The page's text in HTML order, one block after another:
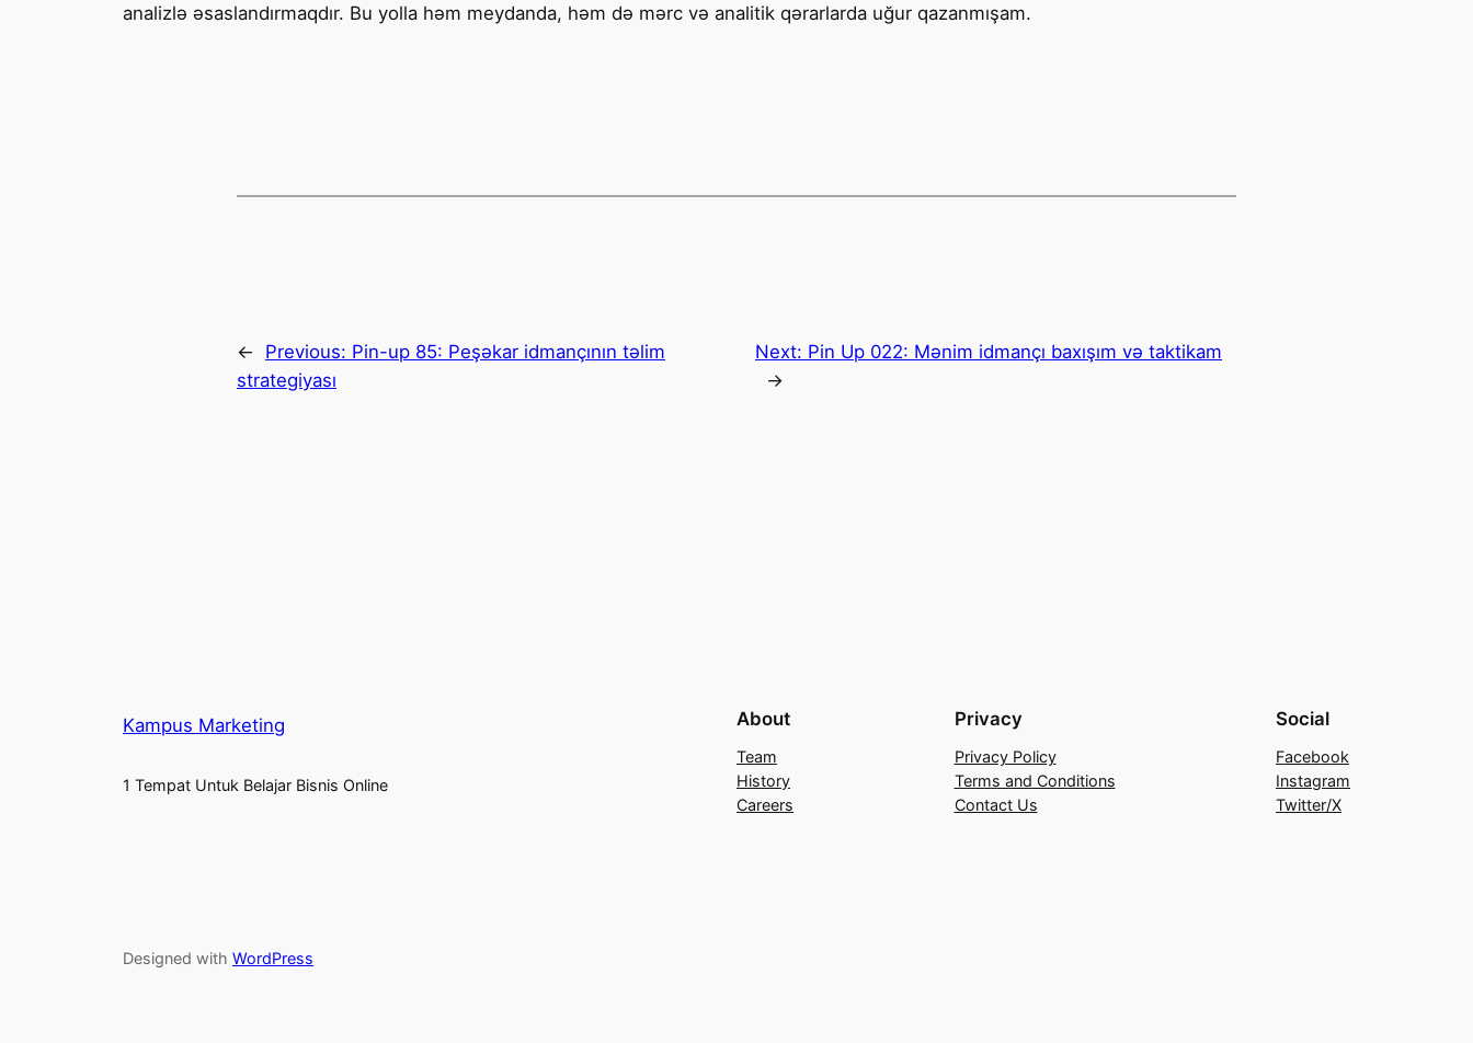
analizlə əsaslandırmaqdır. Bu yolla həm meydanda, həm də mərc və analitik qərarlarda uğur qazanmışam.
← Previous: Pin-up 85: Peşəkar idmançının təlim
strategiyası
Next: Pin Up 022: Mənim idmançı baxışım və taktikam
→
Kampus Marketing
1 Tempat Untuk Belajar Bisnis Online
About
Team
History
Careers
Privacy
Privacy Policy
Terms and Conditions
Contact Us
Social
Facebook
Instagram
Twitter/X
Designed with WordPress